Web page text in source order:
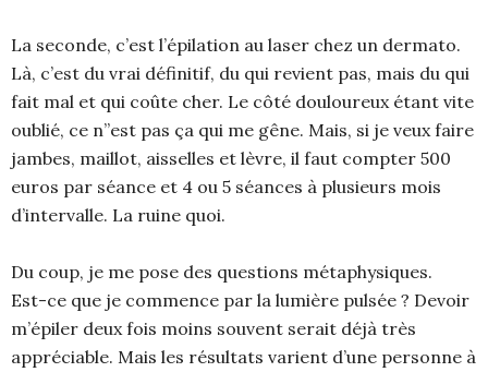
La seconde, c’est l’épilation au laser chez un dermato.
Là, c’est du vrai définitif, du qui revient pas, mais du qui
fait mal et qui coûte cher. Le côté douloureux étant vite
oublié, ce n’’est pas ça qui me gêne. Mais, si je veux faire
jambes, maillot, aisselles et lèvre, il faut compter 500
euros par séance et 4 ou 5 séances à plusieurs mois
d’intervalle. La ruine quoi.
Du coup, je me pose des questions métaphysiques.
Est-ce que je commence par la lumière pulsée ? Devoir
m’épiler deux fois moins souvent serait déjà très
appréciable. Mais les résultats varient d’une personne à